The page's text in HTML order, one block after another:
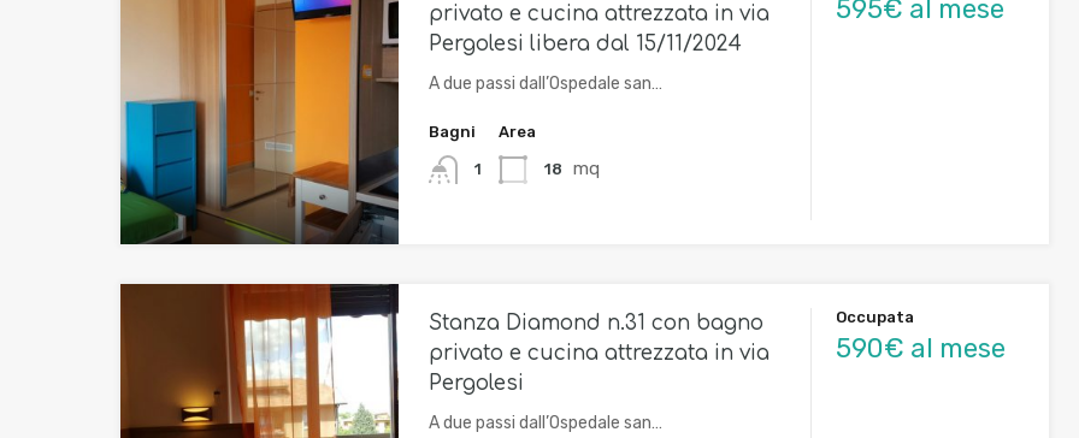
privato e cucina attrezzata in via
Pergolesi libera dal 15/11/2024
A due passi dall’Ospedale san…
Bagni
1
Area
18 mq
595€ al mese
Stanza Diamond n.31 con bagno
privato e cucina attrezzata in via
Pergolesi
A due passi dall’Ospedale san…
Occupata
590€ al mese